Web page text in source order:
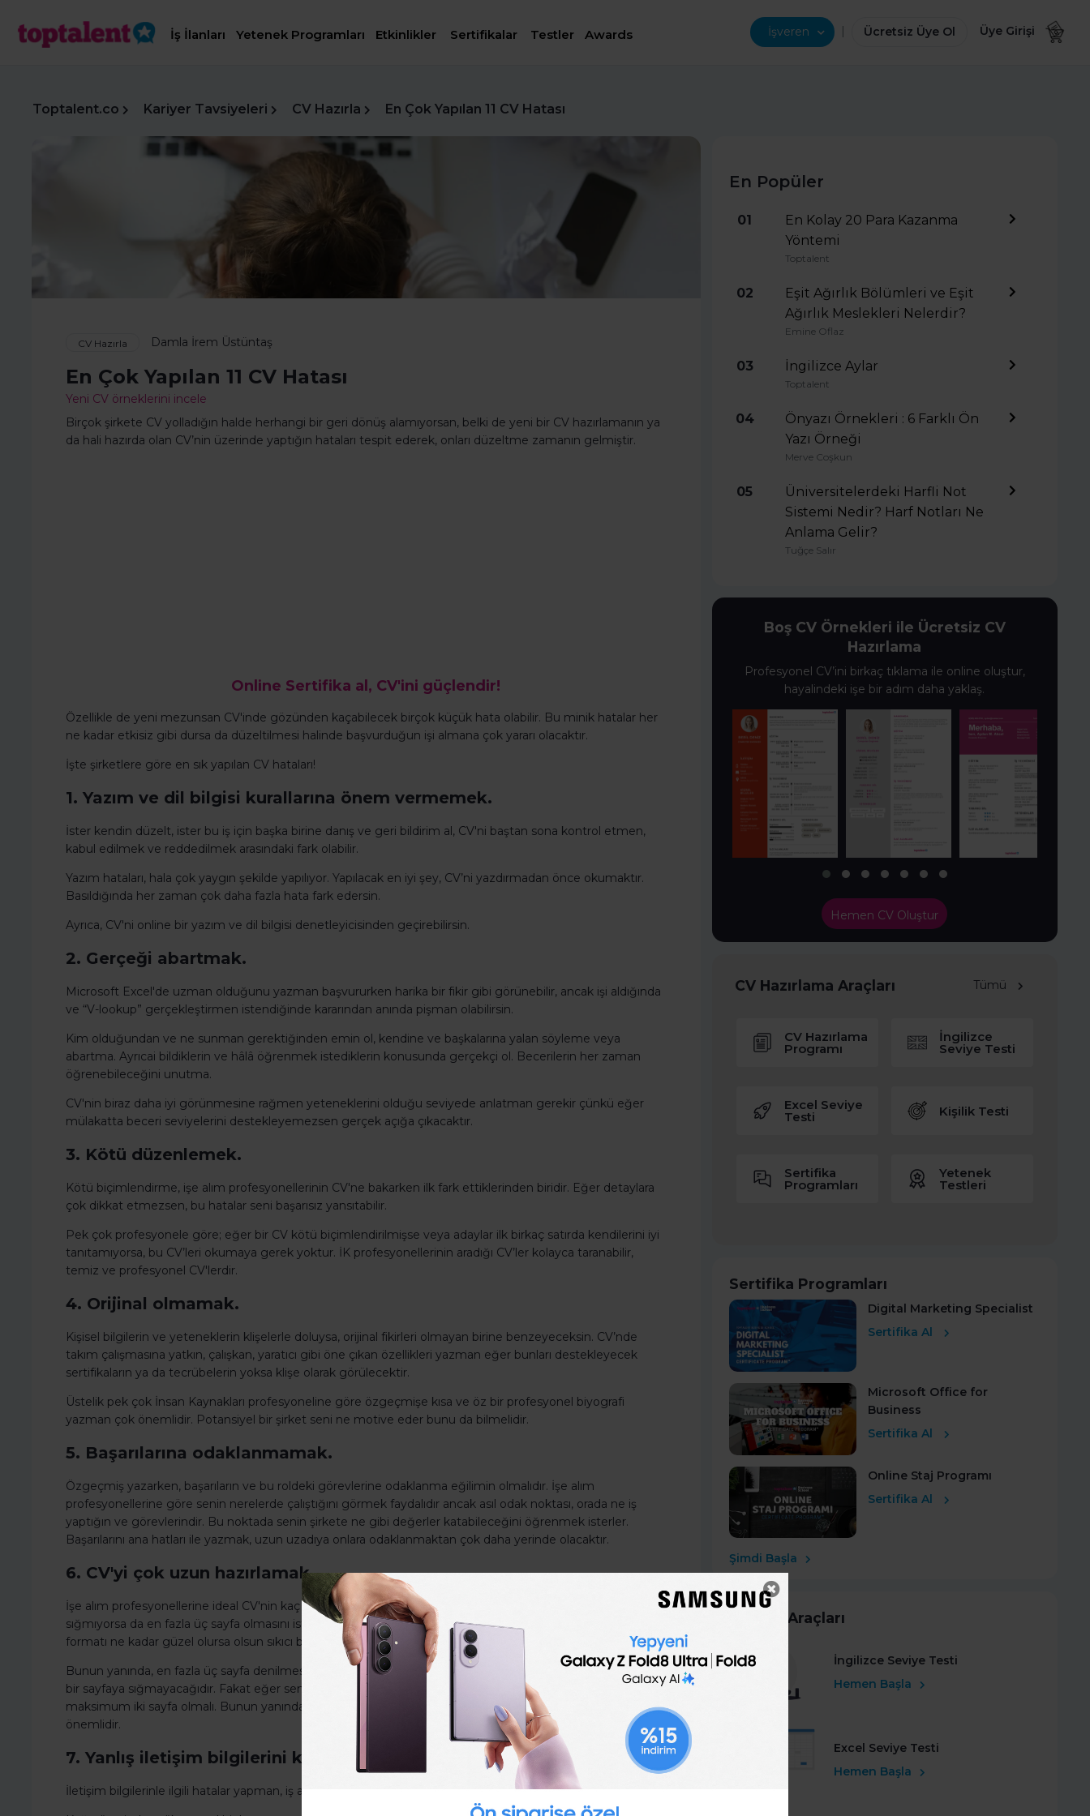
İş İlanları Yetenek Programları Etkinlikler Sertifikalar Testler Awards İşveren | Ücretsiz Üye Ol Üye Girişi
Toptalent.co Kariyer Tavsiyeleri CV Hazırla En Çok Yapılan 11 CV Hatası
CV Hazırla Damla İrem Üstüntaş
En Çok Yapılan 11 CV Hatası
Yeni CV örneklerini incele
Birçok şirkete CV yolladığın halde herhangi bir geri dönüş alamıyorsan, belki de yeni bir CV hazırlamanın ya
da hali hazırda olan CV’nin üzerinde yaptığın hataları tespit ederek, onları düzeltme zamanın gelmiştir.
Online Sertifika al, CV'ini güçlendir!
Özellikle de yeni mezunsan CV'inde gözünden kaçabilecek birçok küçük hata olabilir. Bu minik hatalar her
ne kadar etkisiz gibi dursa da düzeltilmesi halinde başvurduğun işi almana çok yararı olacaktır.
İşte şirketlere göre en sık yapılan CV hataları!
1. Yazım ve dil bilgisi kurallarına önem vermemek.
İster kendin düzelt, ister bu iş için başka birine danış ve geri bildirim al, CV'ni baştan sona kontrol etmen,
kabul edilmek ve reddedilmek arasındaki fark olabilir.
Yazım hataları, hala çok yaygın şekilde yapılıyor. Yapılacak en iyi şey, CV’ni yazdırmadan önce okumaktır.
Basıldığında her zaman çok daha fazla hata fark edersin.
Ayrıca, CV'ni online bir yazım ve dil bilgisi denetleyicisinden geçirebilirsin.
2. Gerçeği abartmak.
Microsoft Excel'de uzman olduğunu yazman başvururken harika bir fikir gibi görünebilir, ancak işi aldığında
ve “V-lookup” gerçekleştirmen istendiğinde kararından anında pişman olabilirsin.
Kim olduğundan ve ne sunman gerektiğinden emin ol, kendine ve başkalarına yalan söyleme veya
abartma. Ayrıcai bildiklerin ve hâlâ öğrenmek istediklerin konusunda gerçekçi ol. Becerilerin her zaman
öğrenebileceğini unutma.
CV'nin biraz daha iyi görünmesine rağmen yeteneklerini olduğu seviyede anlatman gerekir çünkü eğer
mülakatta beceri seviyelerini destekleyemezsen gerçek açığa çıkacaktır.
3. Kötü düzenlemek.
Kötü biçimlendirme, işe alım profesyonellerinin CV'ne bakarken ilk fark ettiklerinden biridir. Eğer detaylara
çok dikkat etmezsen, bu hatalar seni başarısız yansıtabilir.
Pek çok profesyonele göre; eğer bir CV kötü biçimlendirilmişse veya adaylar ilk birkaç satırda kendilerini iyi
tanıtamıyorsa, bu CV’leri okumaya gerek yoktur. İK profesyonellerinin aradığı CV’ler kolayca taranabilir,
temiz ve profesyonel CV'lerdir.
4. Orijinal olmamak.
Kişisel bilgilerin ve yeteneklerin klişelerle doluysa, orijinal fikirleri olmayan birine benzeyeceksin. CV’nde
takım çalışmasına yatkın, çalışkan, yaratıcı gibi öne çıkan özellikleri yazman eğer bunları destekleyecek
sertifikaların ya da tecrübelerin yoksa klişe olarak görülecektir.
Üstelik pek çok İnsan Kaynakları profesyoneline göre özgeçmişe kısa ve öz bir profesyonel biyografi
yazman çok önemlidir. Potansiyel bir şirket seni ne motive eder bunu da bilmelidir.
5. Başarılarına odaklanmamak.
Özgeçmiş yazarken, başarıların ve bu roldeki görevlerine odaklanma eğilimin olmalıdır. İşe alım
profesyonellerine göre senin nerelerde çalıştığını görmek faydalıdır ancak asıl odak noktası, orada ne iş
yaptığın ve görevlerindir. Bu noktada senin şirkete ne gibi değerler katabileceğini öğrenmek isterler.
Başarılarını ana hatları ile yazmak, uzun uzadıya onlara odaklanmaktan çok daha yerinde olacaktır.
6. CV'yi çok uzun hazırlamak.
İşe alım profesyonellerine ideal CV'nin kaç sayfa olması gerektiği sorulduğu zaman genellikle bir sayfa,
sığmıyorsa da en fazla üç sayfa olmasını istediklerini söylerler. Çok uzun bir CV’ye dikkatli bakmaz ve
formatı ne kadar güzel olursa olsun sıkıcı bulurlar.
Bunun yanında, en fazla üç sayfa denilmesinin nedeni de çok tecrübeli ve profesyonel birinin CV’sinin tek
bir sayfaya sığmayacağıdır. Fakat eğer sen kariyerinin başındaysan, CV’in mümkünse bir sayfa değilse de
maksimum iki sayfa olmalı. Bunun yanında tabii ki her bir sayfanın da eşit derecede kaliteli olması çok
önemlidir.
7. Yanlış iletişim bilgilerini koymak.
İletişim bilgilerinle ilgili hatalar yapman, iş arayışın için zararlı olabilecek yaygın bir hata olabilir.
En Popüler
01
En Kolay 20 Para Kazanma
Yöntemi
Toptalent
02
Eşit Ağırlık Bölümleri ve Eşit
Ağırlık Meslekleri Nelerdir?
Emine Oflaz
03 İngilizce Aylar
Toptalent
04
Önyazı Örnekleri : 6 Farklı Ön
Yazı Örneği
Merve Coşkun
05
Üniversitelerdeki Harfli Not
Sistemi Nedir? Harf Notları Ne
Anlama Gelir?
Tuğçe Salır
Boş CV Örnekleri ile Ücretsiz CV
Hazırlama
Profesyonel CV’ini birkaç tıklama ile online oluştur,
hayalindeki işe bir adım daha yaklaş.
Hemen CV Oluştur
CV Hazırlama Araçları Tümü
CV Hazırlama
Programı
İngilizce
Seviye Testi
Excel Seviye
Testi Kişilik Testi
Sertifika
Programları
Yetenek
Testleri
Sertifika Programları
Digital Marketing Specialist
Sertifika Al
Microsoft Office for
Business
Sertifika Al
Online Staj Programı
Sertifika Al
Şimdi Başla
Kariyer Araçları
İngilizce Seviye Testi
Hemen Başla
Excel Seviye Testi
Hemen Başla